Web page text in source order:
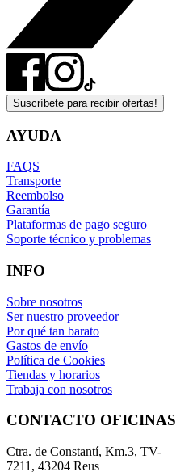
Suscríbete para recibir ofertas!
AYUDA
FAQS
Transporte
Reembolso
Garantía
Plataformas de pago seguro
Soporte técnico y problemas
INFO
Sobre nosotros
Ser nuestro proveedor
Por qué tan barato
Gastos de envío
Política de Cookies
Tiendas y horarios
Trabaja con nosotros
CONTACTO OFICINAS
Ctra. de Constantí, Km.3, TV-
7211, 43204 Reus